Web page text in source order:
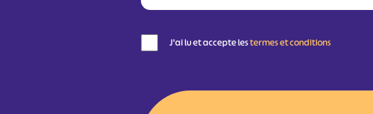
J'ai lu et accepte lestermes et conditions